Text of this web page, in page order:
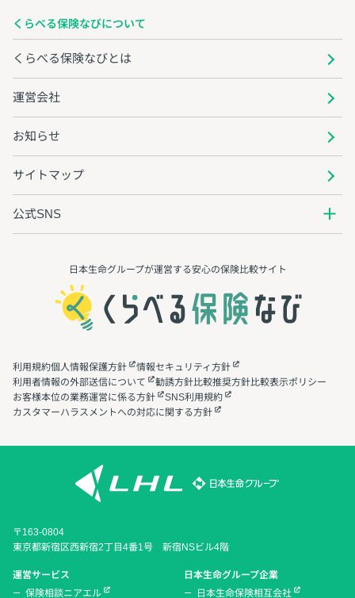
くらべる保険なびについて
くらべる保険なびとは
運営会社
お知らせ
サイトマップ
公式SNS
日本生命グループが運営する安心の保険⽐較サイト
利用規約個人情報保護方針
情報セキュリティ方針
利用者情報の外部送信について
勧誘方針 比較推奨方針 比較表示ポリシー
お客様本位の業務運営に係る方針
SNS利用規約
カスタマーハラスメントへの対応に関する方針
〒163-0804
東京都新宿区西新宿2丁目4番1号 新宿NSビル4階
運営サービス
保険相談ニアエル
日本生命グループ企業
日本生命保険相互会社